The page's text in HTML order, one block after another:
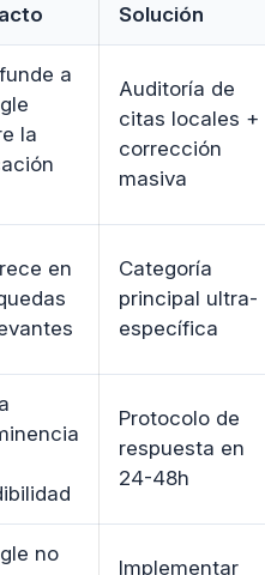
Solución
a
la
Auditoría de
citas locales +
corrección
masiva
en
Categoría
principal ultra-
específica
Protocolo de
respuesta en
24-48h
no
Implementar